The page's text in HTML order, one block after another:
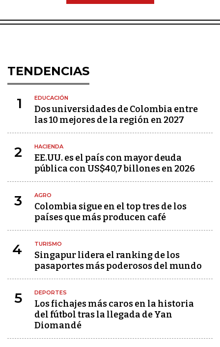
TENDENCIAS
1 EDUCACIÓN
Dos universidades de Colombia entre
las 10 mejores de la región en 2027
2 HACIENDA
EE.UU. es el país con mayor deuda
pública con US$40,7 billones en 2026
3 AGRO
Colombia sigue en el top tres de los
países que más producen café
4 TURISMO
Singapur lidera el ranking de los
pasaportes más poderosos del mundo
5 DEPORTES
Los fichajes más caros en la historia
del fútbol tras la llegada de Yan
Diomandé